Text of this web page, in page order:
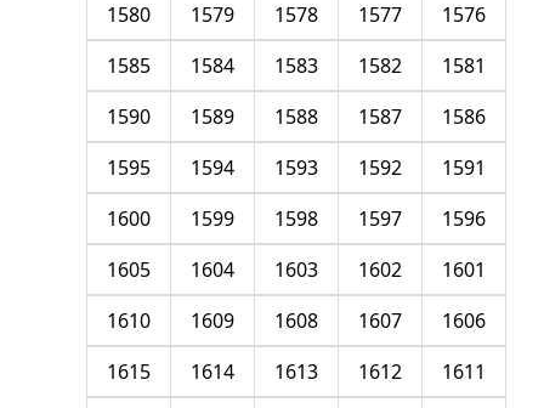
1576
1577
1578
1579
1580
1581
1582
1583
1584
1585
1586
1587
1588
1589
1590
1591
1592
1593
1594
1595
1596
1597
1598
1599
1600
1601
1602
1603
1604
1605
1606
1607
1608
1609
1610
1611
1612
1613
1614
1615